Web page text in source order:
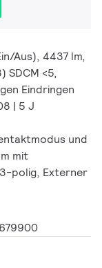
Aus), 4437 lm,
SDCM <5,
Eindringen
| 5 J
und
mit
polig, Externer